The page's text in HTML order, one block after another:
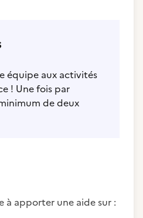
équipe aux activités
! Une fois par
de deux
à apporter une aide sur :